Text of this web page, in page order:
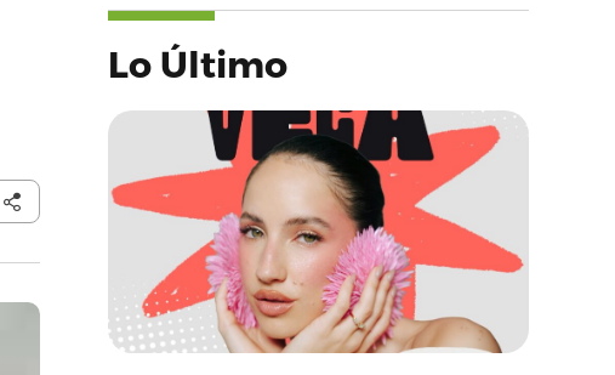
Lo Último